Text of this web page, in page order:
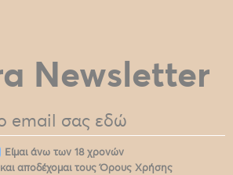
Newsletter
Eίμαι άνω των 18 χρονών
αποδέχομαι τουςΌρους Χρήσης